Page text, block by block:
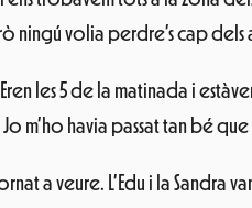
ningú volia perdre’s cap dels
les 5 de la matinada i
Jo m’ho havia passat tan bé
a veure. L’Edu i la